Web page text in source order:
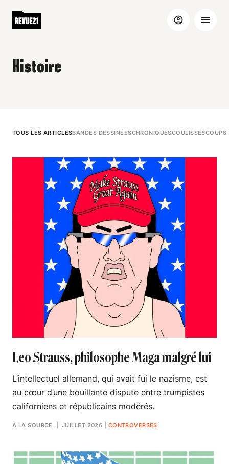
Histoire
TOUS LES ARTICLESBANDES DESSINÉESCHRONIQUESCOULISSESCOUPS
Leo Strauss, philosophe Maga malgré lui
L’intellectuel allemand, qui avait fui le nazisme, est
au cœur d’une bouillante dispute entre trumpistes
californiens et républicains modérés.
À LA SOURCE | JUILLET 2026 CONTROVERSES